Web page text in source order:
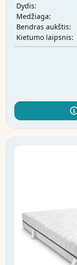
Dydis:
Medžiaga:
Bendras aukštis:
Kietumo laipsnis: